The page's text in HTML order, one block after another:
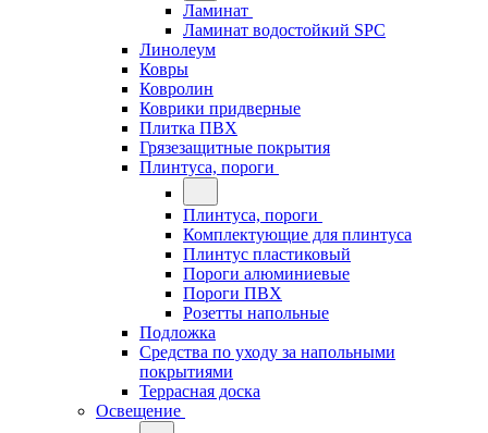
Ламинат
Ламинат водостойкий SPC
Линолеум
Ковры
Ковролин
Коврики придверные
Плитка ПВХ
Грязезащитные покрытия
Плинтуса, пороги
Плинтуса, пороги
Комплектующие для плинтуса
Плинтус пластиковый
Пороги алюминиевые
Пороги ПВХ
Розетты напольные
Подложка
Средства по уходу за напольными
покрытиями
Террасная доска
Освещение